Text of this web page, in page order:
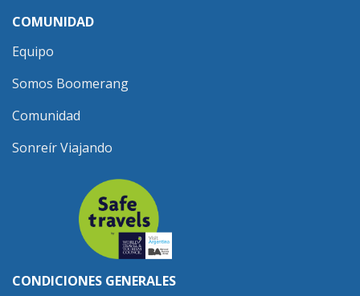
COMUNIDAD
Equipo
Somos Boomerang
Comunidad
Sonreír Viajando
CONDICIONES GENERALES